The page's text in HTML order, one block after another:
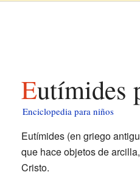
Enciclopedia para niños
Eutímides (en griego
que hace objetos de
Cristo.